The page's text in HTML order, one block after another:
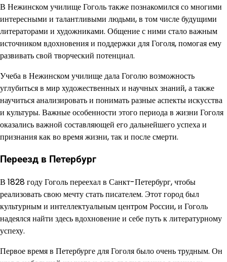
В Нежинском училище Гоголь также познакомился со многими
интересными и талантливыми людьми, в том числе будущими
литераторами и художниками. Общение с ними стало важным
источником вдохновения и поддержки для Гоголя, помогая ему
развивать свой творческий потенциал.
Учеба в Нежинском училище дала Гоголю возможность
углубиться в мир художественных и научных знаний, а также
научиться анализировать и понимать разные аспекты искусства
и культуры. Важные особенности этого периода в жизни Гоголя
оказались важной составляющей его дальнейшего успеха и
признания как во время жизни, так и после смерти.
Переезд в Петербург
В 1828 году Гоголь переехал в Санкт-Петербург, чтобы
реализовать свою мечту стать писателем. Этот город был
культурным и интеллектуальным центром России, и Гоголь
надеялся найти здесь вдохновение и себе путь к литературному
успеху.
Первое время в Петербурге для Гоголя было очень трудным. Он